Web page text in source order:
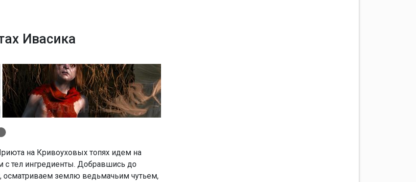
Ивасика
на Кривоуховых топях идем на
с тел ингредиенты. Добравшись до
землю ведьмачьим чутьем,